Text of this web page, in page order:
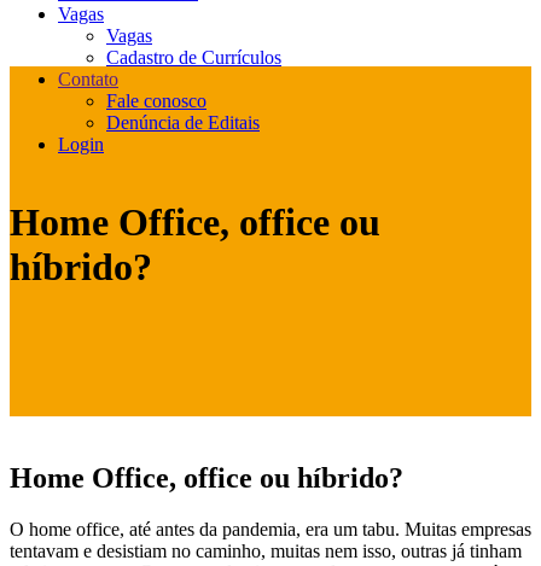
Vagas
Vagas
Cadastro de Currículos
Contato
Fale conosco
Denúncia de Editais
Login
Home Office, office ou
híbrido?
Home Office, office ou híbrido?
O home office, até antes da pandemia, era um tabu. Muitas empresas
tentavam e desistiam no caminho, muitas nem isso, outras já tinham